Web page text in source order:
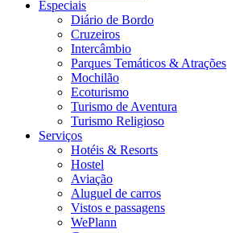
Especiais
Diário de Bordo
Cruzeiros
Intercâmbio
Parques Temáticos & Atrações
Mochilão
Ecoturismo
Turismo de Aventura
Turismo Religioso
Serviços
Hotéis & Resorts
Hostel
Aviação
Aluguel de carros
Vistos e passagens
WePlann